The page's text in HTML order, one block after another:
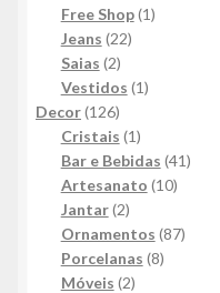
produto
Free Shop 11
Jeans 2222
Saias 22
produtos
Vestidos 11
Decor 126126
produtos
Cristais 11
produto
Bar e Bebidas 4141
Artesanato 1010
Jantar 22
produtos
Ornamentos 8787
Porcelanas 88
Móveis 22